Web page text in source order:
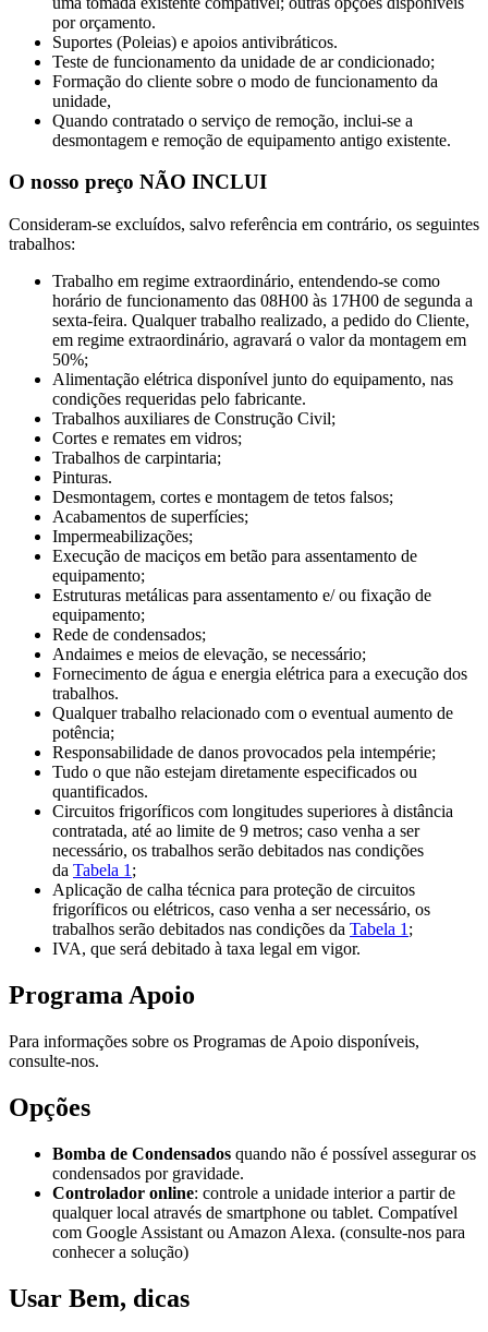
por orçamento.
Suportes (Poleias) e apoios antivibráticos.
Teste de funcionamento da unidade de ar condicionado;
Formação do cliente sobre o modo de funcionamento da
unidade,
Quando contratado o serviço de remoção, inclui-se a
desmontagem e remoção de equipamento antigo existente.
O nosso preço NÃO INCLUI
Consideram-se excluídos, salvo referência em contrário, os seguintes
trabalhos:
Trabalho em regime extraordinário, entendendo-se como
horário de funcionamento das 08H00 às 17H00 de segunda a
sexta-feira. Qualquer trabalho realizado, a pedido do Cliente,
em regime extraordinário, agravará o valor da montagem em
50%;
Alimentação elétrica disponível junto do equipamento, nas
condições requeridas pelo fabricante.
Trabalhos auxiliares de Construção Civil;
Cortes e remates em vidros;
Trabalhos de carpintaria;
Pinturas.
Desmontagem, cortes e montagem de tetos falsos;
Acabamentos de superfícies;
Impermeabilizações;
Execução de maciços em betão para assentamento de
equipamento;
Estruturas metálicas para assentamento e/ ou fixação de
equipamento;
Rede de condensados;
Andaimes e meios de elevação, se necessário;
Fornecimento de água e energia elétrica para a execução dos
trabalhos.
Qualquer trabalho relacionado com o eventual aumento de
potência;
Responsabilidade de danos provocados pela intempérie;
Tudo o que não estejam diretamente especificados ou
quantificados.
Circuitos frigoríficos com longitudes superiores à distância
contratada, até ao limite de 9 metros; caso venha a ser
necessário, os trabalhos serão debitados nas condições
da Tabela 1 ;
Aplicação de calha técnica para proteção de circuitos
frigoríficos ou elétricos, caso venha a ser necessário, os
trabalhos serão debitados nas condições da Tabela 1 ;
IVA, que será debitado à taxa legal em vigor.
Programa Apoio
Para informações sobre os Programas de Apoio disponíveis,
consulte-nos.
Opções
Bomba de Condensados quando não é possível assegurar os
condensados por gravidade.
Controlador online: controle a unidade interior a partir de
qualquer local através de smartphone ou tablet. Compatível
com Google Assistant ou Amazon Alexa. (consulte-nos para
conhecer a solução)
Usar Bem, dicas